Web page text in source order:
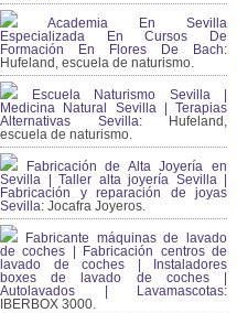
Academia En Sevilla
Especializada En Cursos De
Formación En Flores De Bach:
Hufeland, escuela de naturismo.
Escuela Naturismo Sevilla |
Medicina Natural Sevilla | Terapias
Alternativas Sevilla: Hufeland,
escuela de naturismo.
Fabricación de Alta Joyería en
Sevilla | Taller alta joyería Sevilla |
Fabricación y reparación de joyas
Sevilla: Jocafra Joyeros.
Fabricante máquinas de lavado
de coches | Fabricación centros de
lavado de coches | Instaladores
boxes de lavado de coches |
Autolavados | Lavamascotas:
IBERBOX 3000.